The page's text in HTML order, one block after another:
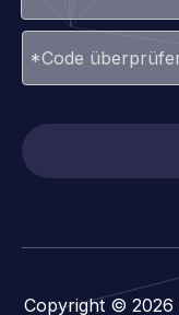
Copyright © 2026